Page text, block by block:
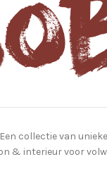
collectie van
& interieur voor